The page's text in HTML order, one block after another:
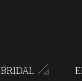
BRIDAL